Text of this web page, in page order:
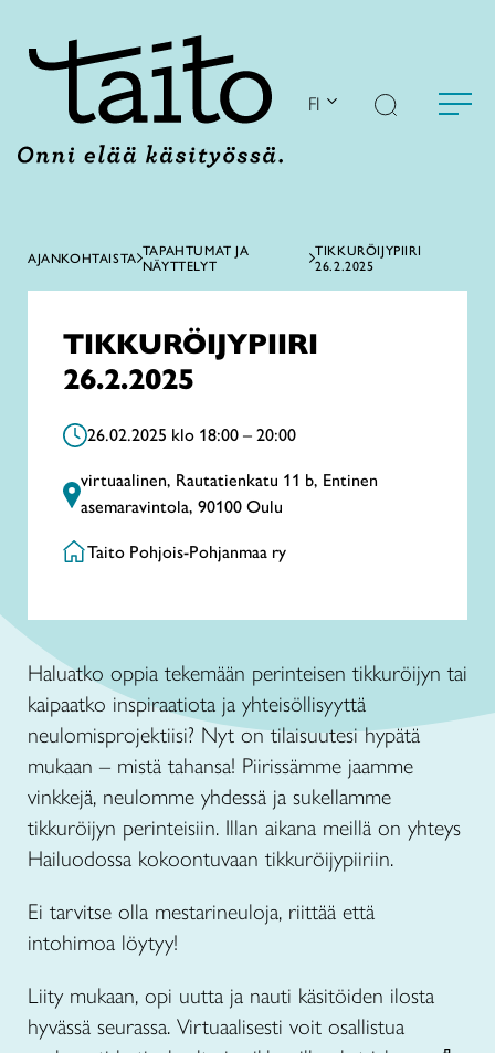
FI
AJANKOHTAISTA TAPAHTUMAT JA
NÄYTTELYT
TIKKURÖIJYPIIRI
26.2.2025
TIKKURÖIJYPIIRI
26.2.2025
26.02.2025 klo 18:00 – 20:00
virtuaalinen, Rautatienkatu 11 b, Entinen
asemaravintola, 90100 Oulu
Taito Pohjois-Pohjanmaa ry
Haluatko oppia tekemään perinteisen tikkuröijyn tai
kaipaatko inspiraatiota ja yhteisöllisyyttä
neulomisprojektiisi? Nyt on tilaisuutesi hypätä
mukaan – mistä tahansa! Piirissämme jaamme
vinkkejä, neulomme yhdessä ja sukellamme
tikkuröijyn perinteisiin. Illan aikana meillä on yhteys
Hailuodossa kokoontuvaan tikkuröijypiiriin.
Ei tarvitse olla mestarineuloja, riittää että
intohimoa löytyy!
Liity mukaan, opi uutta ja nauti käsitöiden ilosta
hyvässä seurassa. Virtuaalisesti voit osallistua